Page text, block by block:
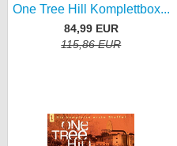
One Tree Hill Komplettbox...
84,99 EUR
115,86 EUR